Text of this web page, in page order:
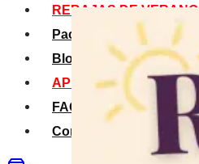
REBAJAS DE VERANO
Packs Verano
Blog
APP La Tribu
FAQS
Contacto